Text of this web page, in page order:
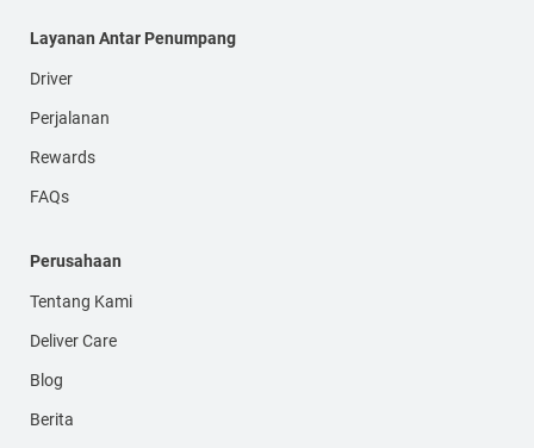
Layanan Antar Penumpang
Driver
Perjalanan
Rewards
FAQs
Perusahaan
Tentang Kami
Deliver Care
Blog
Berita